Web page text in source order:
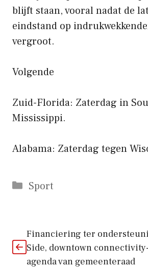
blijft staan, vooral nadat de
eindstand op
vergroot.
Volgende
Zuid-Florida: Zaterdag in
Mississippi.
Alabama: Zaterdag tegen
Categorieën
Sport
Financiering ter
Side, downtown
agenda van gemeenteraad